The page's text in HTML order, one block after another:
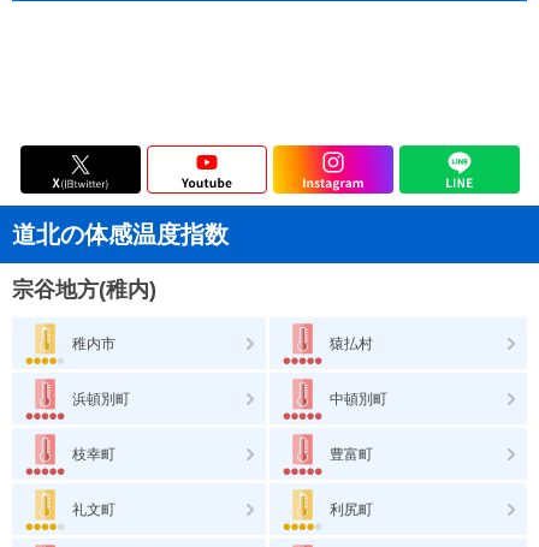
道北の体感温度指数
宗谷地方(稚内)
稚内市 猿払村
浜頓別町 中頓別町
枝幸町 豊富町
礼文町 利尻町